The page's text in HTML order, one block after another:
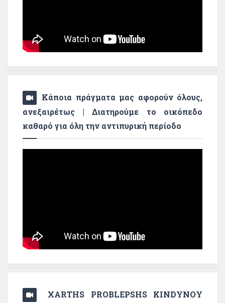
Κάποια πράγματα μας αφορούν όλους,
ανεξαιρέτως | Διατηρούμε το οικόπεδο
καθαρό για όλη την αντιπυρική περίοδο
XARTHS PROBLEPSHS KINDYNOY